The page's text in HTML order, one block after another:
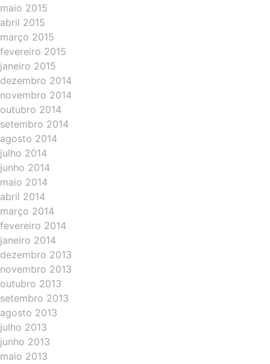
maio 2015
abril 2015
março 2015
fevereiro 2015
janeiro 2015
dezembro 2014
novembro 2014
outubro 2014
setembro 2014
agosto 2014
julho 2014
junho 2014
maio 2014
abril 2014
março 2014
fevereiro 2014
janeiro 2014
dezembro 2013
novembro 2013
outubro 2013
setembro 2013
agosto 2013
julho 2013
junho 2013
maio 2013